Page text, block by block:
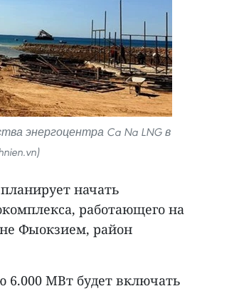
энергоцентра Ca Na LNG в
начать
работающего на
Фыокзием, район
6.000 МВт будет включать